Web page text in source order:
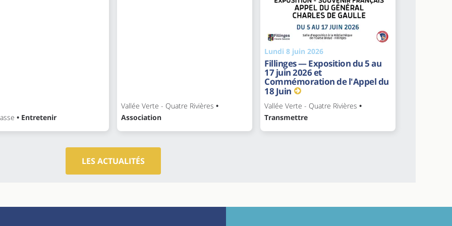
• Entretenir
Vallée Verte - Quatre Rivières •
Association
Lundi 8 juin 2026
Fillinges — Exposition du 5 au
17 juin 2026 et
Commémoration de l'Appel du
18 Juin
Vallée Verte - Quatre Rivières •
Transmettre
LES ACTUALITÉS